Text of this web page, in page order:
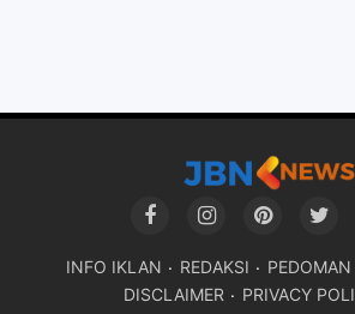
INFO IKLAN REDAKSI
PEDOMAN
DISCLAIMER
PRIVACY